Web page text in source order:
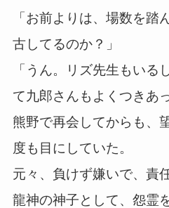
「お前よりは、場数を踏
古してるのか？」
「うん。リズ先生もいる
て九郎さんもよくつきあ
熊野で再会してからも、
度も目にしていた。
元々、負けず嫌いで、責
龍神の神子として、怨霊